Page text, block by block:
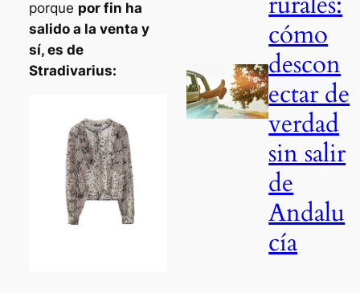
porque por fin ha
salido a la venta y
sí, es de
Stradivarius:
cómo
descon
ectar de
verdad
sin salir
de
Andalu
cía